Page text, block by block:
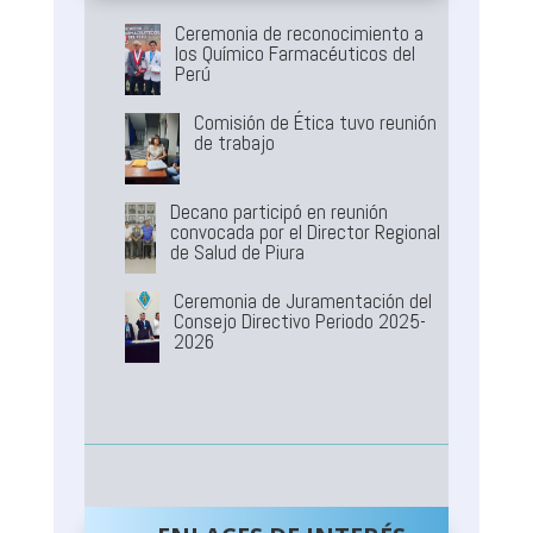
Ceremonia de reconocimiento a
los Químico Farmacéuticos del
Perú
Comisión de Ética tuvo reunión
de trabajo
Decano participó en reunión
convocada por el Director Regional
de Salud de Piura
Ceremonia de Juramentación del
Consejo Directivo Periodo 2025-
2026